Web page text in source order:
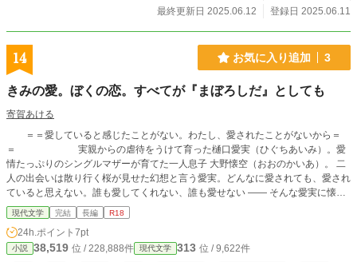
最終更新日 2025.06.12
登録日 2025.06.11
14 お気に入り追加 3
きみの愛。ぼくの恋。すべてが『まぼろしだ』としても
寄賀あける
＝＝愛していると感じたことがない。わたし、愛されたことがないから＝
＝ 実親からの虐待をうけて育った樋口愛実（ひぐちあいみ）。愛
情たっぷりのシングルマザーが育てた一人息子 大野懐空（おおのかいあ）。 二
人の出会いは散り行く桜が見せた幻想と言う愛実。どんなに愛されても、愛され
ていると思えない。誰も愛してくれない、誰も愛せない ―― そんな愛実に懐空
の声は届くこともなく…… 一回り年の離れた二人を待ち受けるのは、幸せな未
来か、それとも悲しい別れなのか。 ※ 性的虐待シーンがあります。ご注
意ください ※ 『きみの嘘。ぼくの罪。すべてが「おもいでだ」としても』
は本編の完結編となります
現代文学 完結 長編 R18
24h.ポイント 7pt
小説 38,519 位 / 228,888件 現代文学 313 位 / 9,622件